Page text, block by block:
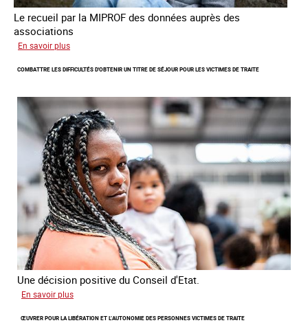
Le recueil par la MIPROF des données auprès des
associations
En savoir plus
de
2026
sur
les
victimes
de
traite
COMBATTRE LES DIFFICULTÉS D'OBTENIR UN TITRE DE SÉJOUR POUR LES VICTIMES DE TRAITE
Une décision positive du Conseil d'Etat.
En savoir plus
les
ŒUVRER POUR LA LIBÉRATION ET L’AUTONOMIE DES PERSONNES VICTIMES DE TRAITE